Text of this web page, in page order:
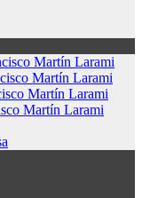
Martín Larami
Martín Larami
Martín Larami
Martín Larami